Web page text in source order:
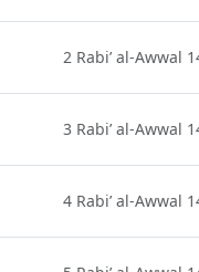
2 Rabi’ al-Awwal
3 Rabi’ al-Awwal
4 Rabi’ al-Awwal